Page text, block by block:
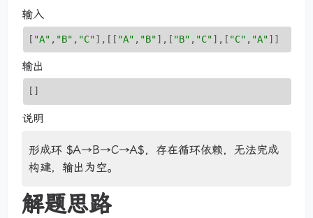
输入
[ "A" , "B" , "C"] , [[ "A" , "B"] , [ "B" , "C"] , [ "C" , "A"] ]
输出
[]
说明
形成环 $A→B→C→A$，存在循环依赖，无法完成
构建，输出为空。
解题思路